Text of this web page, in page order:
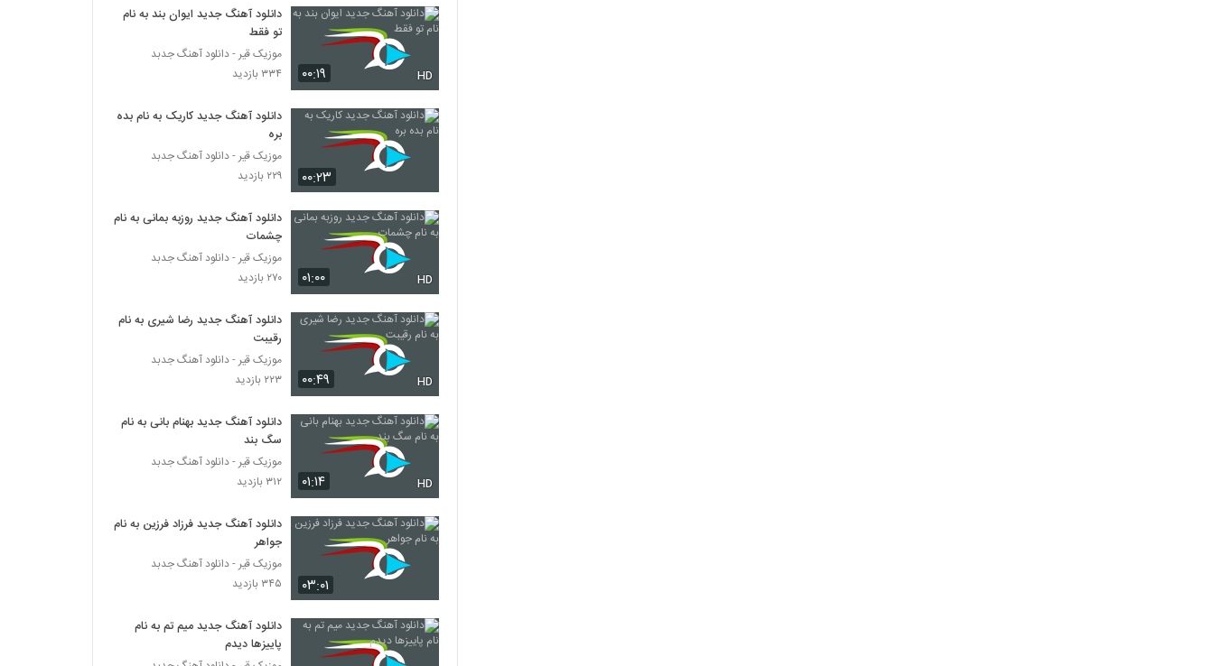
آهنگ بارون از یاشار مینایی(پاپ)
۲۶۴ بازدید
دانلود آهنگ حسین نعیمی نیستی هستی
(Hossein Naiimi Nisti Hasti)
۲۰۲ بازدید
Raoufi Akhare Roya)
۲۰۱ بازدید
موزیک زیبای دلبسته از رایان کاووسی
۲۳۲ بازدید
دانلود آهنگ علیرضا ابراهیمی من سنی
ایتیرمیشم
۲۴۰ بازدید
Mohsen Yazdanpanah Gomshodeh
۲۱۰ بازدید
دانلود آهنگ اشکان خواجه نسب جانم باش
موزیک زیبای درمون از حسین مقامی
۲۵۰ بازدید
موزیک زیبای آرامش از علی نجفی
۲۲۷ بازدید
۰۰:۱۹ HD
دانلود آهنگ جدید ایوان بند به نام
تو فقط
موزیک قیر - دانلود آهنگ جدبد
۳۳۴ بازدید
۰۰:۲۳
دانلود آهنگ جدید کاریک به نام بده
بره
موزیک قیر - دانلود آهنگ جدبد
۲۲۹ بازدید
۰۱:۰۰ HD
دانلود آهنگ جدید روزبه بمانی به نام
چشمات
موزیک قیر - دانلود آهنگ جدبد
۲۷۰ بازدید
۰۰:۴۹ HD
دانلود آهنگ جدید رضا شیری به نام
رقیبت
موزیک قیر - دانلود آهنگ جدبد
۲۲۳ بازدید
۰۱:۱۴ HD
دانلود آهنگ جدید بهنام بانی به نام
سگ بند
موزیک قیر - دانلود آهنگ جدبد
۳۱۲ بازدید
۰۳:۰۱
دانلود آهنگ جدید فرزاد فرزین به نام
جواهر
موزیک قیر - دانلود آهنگ جدبد
۳۴۵ بازدید
دانلود آهنگ جدید میم تم به نام
پاییزها دیدم